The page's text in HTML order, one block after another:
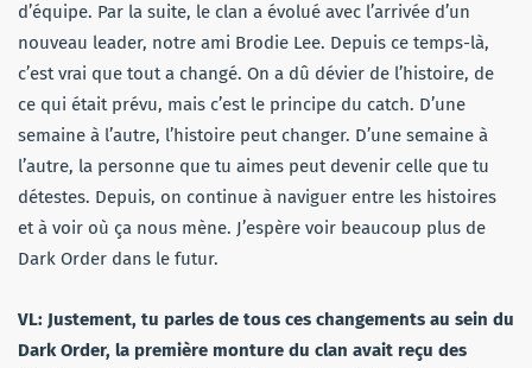
d’équipe. Par la suite, le clan a évolué avec l’arrivée d’un
nouveau leader, notre ami Brodie Lee. Depuis ce temps-là,
c’est vrai que tout a changé. On a dû dévier de l’histoire, de
ce qui était prévu, mais c’est le principe du catch. D’une
semaine à l’autre, l’histoire peut changer. D’une semaine à
l’autre, la personne que tu aimes peut devenir celle que tu
détestes. Depuis, on continue à naviguer entre les histoires
et à voir où ça nous mène. J’espère voir beaucoup plus de
Dark Order dans le futur.
VL: Justement, tu parles de tous ces changements au sein du
Dark Order, la première monture du clan avait reçu des